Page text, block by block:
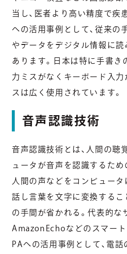
当し、医者より高い精度で疾
への活用事例として、従来の
やデータをデジタル情報に
あります。日本は特に手書き
力ミスがなくキーボード入力
スは広く使用されています。
音声認識技術
音声認識技術とは、人間の聴
ュータが音声を認識するため
人間の声などをコンピュー
話し言葉を文字に変換するこ
の手間が省かれる。代表的
AmazonEchoなどのスマート
PAへの活用事例として、電